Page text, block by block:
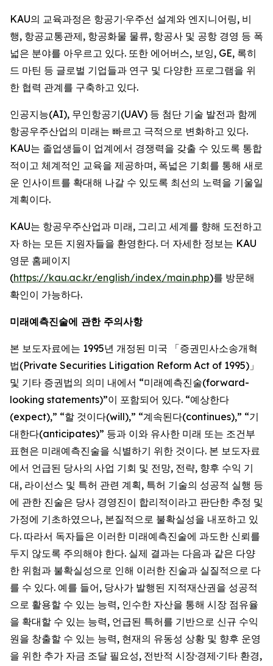
KAU의 교육과정은 항공기·우주선 설계와 엔지니어링, 비
행, 항공교통관제, 항공화물 물류, 항공사 및 공항 경영 등 폭
넓은 분야를 아우르고 있다. 또한 에어버스, 보잉, GE, 록히
드 마틴 등 글로벌 기업들과 연구 및 다양한 프로그램을 위
한 협력 관계를 구축하고 있다.
인공지능(AI), 무인항공기(UAV) 등 첨단 기술 발전과 함께
항공우주산업의 미래는 빠르고 극적으로 변화하고 있다.
KAU는 졸업생들이 업계에서 경쟁력을 갖출 수 있도록 통합
적이고 체계적인 교육을 제공하며, 폭넓은 기회를 통해 새로
운 인사이트를 확대해 나갈 수 있도록 최선의 노력을 기울일
계획이다.
KAU는 항공우주산업과 미래, 그리고 세계를 향해 도전하고
자 하는 모든 지원자들을 환영한다. 더 자세한 정보는 KAU
영문 홈페이지
(https://kau.ac.kr/english/index/main.php)를 방문해
확인이 가능하다.
미래예측진술에 관한 주의사항
본 보도자료에는 1995년 개정된 미국 「증권민사소송개혁
법(Private Securities Litigation Reform Act of 1995)」
및 기타 증권법의 의미 내에서 “미래예측진술(forward-
looking statements)”이 포함되어 있다. “예상한다
(expect),” “할 것이다(will),” “계속된다(continues),” “기
대한다(anticipates)” 등과 이와 유사한 미래 또는 조건부
표현은 미래예측진술을 식별하기 위한 것이다. 본 보도자료
에서 언급된 당사의 사업 기회 및 전망, 전략, 향후 수익 기
대, 라이선스 및 특허 관련 계획, 특허 기술의 성공적 실행 등
에 관한 진술은 당사 경영진이 합리적이라고 판단한 추정 및
가정에 기초하였으나, 본질적으로 불확실성을 내포하고 있
다. 따라서 독자들은 이러한 미래예측진술에 과도한 신뢰를
두지 않도록 주의해야 한다. 실제 결과는 다음과 같은 다양
한 위험과 불확실성으로 인해 이러한 진술과 실질적으로 다
를 수 있다. 예를 들어, 당사가 발행된 지적재산권을 성공적
으로 활용할 수 있는 능력, 인수한 자산을 통해 시장 점유율
을 확대할 수 있는 능력, 언급된 특허를 기반으로 신규 수익
원을 창출할 수 있는 능력, 현재의 유동성 상황 및 향후 운영
을 위한 추가 자금 조달 필요성, 전반적 시장·경제·기타 환경,